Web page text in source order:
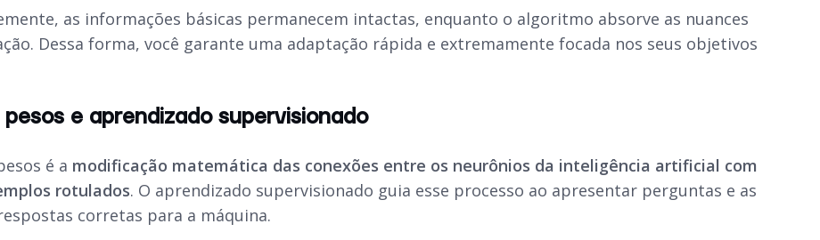
as informações básicas permanecem intactas, enquanto o algoritmo absorve as nuances
Dessa forma, você garante uma adaptação rápida e extremamente focada nos seus objetivos
e aprendizado supervisionado
é a modificação matemática das conexões entre os neurônios da inteligência artificial com
rotulados. O aprendizado supervisionado guia esse processo ao apresentar perguntas e as
corretas para a máquina.